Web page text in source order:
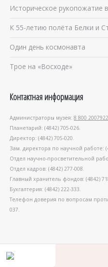
Историческое рукопожатие
К 55-летию полёта Белки и
Один день космонавта
Трое на «Восходе»
Контактная информация
Администраторы музея: 8 800 2007922
Планетарий: (4842) 705-026.
Директор: (4842) 705-020.
Зам. директора по научной работе:
Отдел научно-просветительной
Отдел кадров: (4842) 277-008.
Главный хранитель фондов: (4842)
Бухгалтерия: (4842) 222-333.
Телефон доверия по вопросам
037.